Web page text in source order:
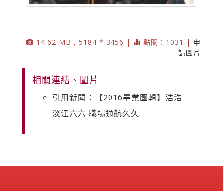
14.62 MB , 5184 * 3456 | 點閱：1031 | 申
請圖片
相關連結、圖片
引用新聞：【2016畢業圖輯】浩浩
淡江六六 職場通航久久